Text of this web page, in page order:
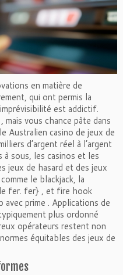
en matière de
qui ont permis la
est addictif.
vous chance pâte dans
Australien casino de jeux de
d’argent réel à l’argent
à sous, les casinos et les
jeux de hasard et des jeux
le blackjack, la
fer. fer} , et fire hook
prime . Applications de
plus ordonné
opérateurs restent non
équitables des jeux de